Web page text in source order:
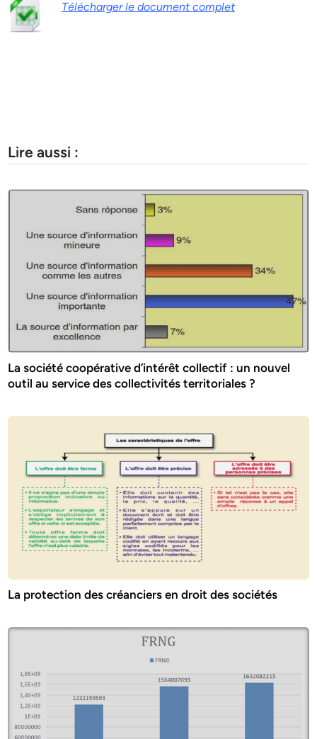
Télécharger le document complet
Lire aussi :
La société coopérative d’intérêt collectif : un nouvel
outil au service des collectivités territoriales ?
La protection des créanciers en droit des sociétés